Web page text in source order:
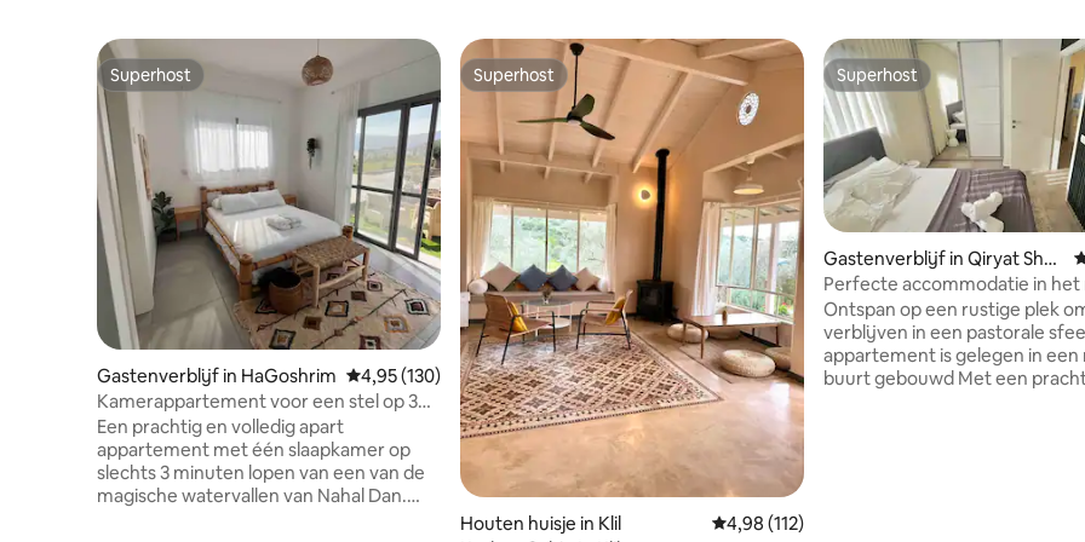
Superhost
Superhost
Gastenverblijf in HaGoshrim Gemiddelde beoordeling van 4,95 op 5, 130 recensies
4,95 (130)
Kamerappartement voor een stel op 3
minuten lopen van de beek
Een prachtig en volledig apart
appartement met één slaapkamer op
slechts 3 minuten lopen van een van de
magische watervallen van Nahal Dan.
Superhost
Superhost
Houten huisje in Klil Gemiddelde beoordeling van 4,98 op 5, 112
4,98 (112)
Superhost
Superhost
Gastenverblijf in Qiryat She
mona
Perfecte accommodatie in het
Ontspan op een rustige plek
verblijven in een pastorale
appartement is gelegen in een
buurt gebouwd Met een